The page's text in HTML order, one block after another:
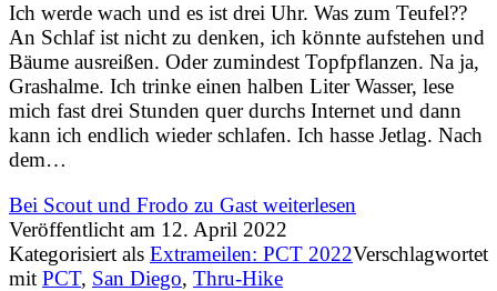
Ich werde wach und es ist drei Uhr. Was zum Teufel??
An Schlaf ist nicht zu denken, ich könnte aufstehen und
Bäume ausreißen. Oder zumindest Topfpflanzen. Na ja,
Grashalme. Ich trinke einen halben Liter Wasser, lese
mich fast drei Stunden quer durchs Internet und dann
kann ich endlich wieder schlafen. Ich hasse Jetlag. Nach
dem…
Bei Scout und Frodo zu Gast weiterlesen
Veröffentlicht am 12. April 2022
Kategorisiert als Extrameilen: PCT 2022Verschlagwortet
mit PCT, San Diego, Thru-Hike